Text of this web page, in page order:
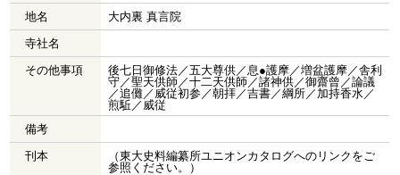
地名
大内裏 真言院
寺社名
その他事項
後七日御修法／五大尊供／息●護摩／増盆護摩／舎利
守／聖天供師／十二天供師／諸神供／御齋曾／論議
／追儺／威従初参／朝拝／吉書／綱所／加持香水／
煎駈／威従
備考
刊本
（東大史料編纂所ユニオンカタログへのリンクをご
参照ください。）